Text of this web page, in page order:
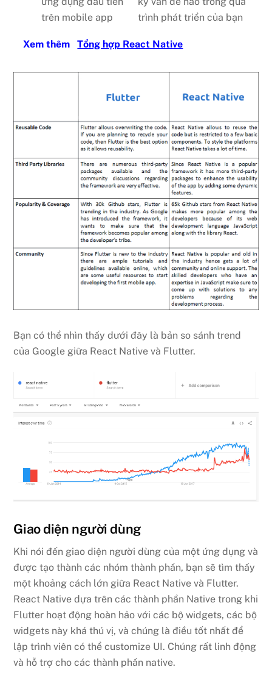
trên mobile app
trình phát triển của bạn
Xem thêm Tổng hợp React Native
Bạn có thể nhìn thấy dưới đây là bản so sánh trend
của Google giữa React Native và Flutter.
Giao diện người dùng
Khi nói đến giao diện người dùng của một ứng dụng và
được tạo thành các nhóm thành phần, bạn sẽ tìm thấy
một khoảng cách lớn giữa React Native và Flutter.
React Native dựa trên các thành phần Native trong khi
Flutter hoạt động hoàn hảo với các bộ widgets, các bộ
widgets này khá thú vị, và chúng là điều tốt nhất để
lập trình viên có thể customize UI. Chúng rất linh động
và hỗ trợ cho các thành phần native.